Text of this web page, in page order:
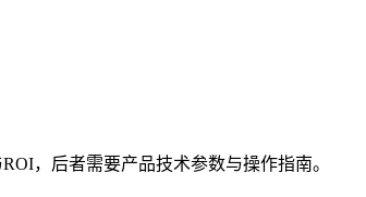
，后者需要产品技术参数与操作指南。